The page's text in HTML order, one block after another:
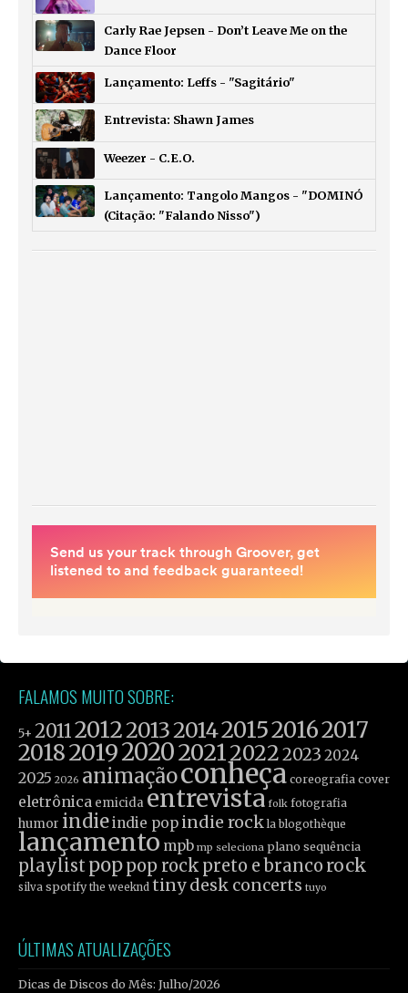
Carly Rae Jepsen - Don’t Leave Me on the
Dance Floor
Lançamento: Leffs - "Sagitário"
Entrevista: Shawn James
Weezer - C.E.O.
Lançamento: Tangolo Mangos - "DOMINÓ
(Citação: "Falando Nisso")
FALAMOS MUITO SOBRE:
5+ 2011201220132014201520162017
201820192020202120222023 2024
2025 2026 animaçãoconheça coreografia cover
eletrônica emicida entrevista folk fotografia
humor indieindie pop indie rock la blogothèque
lançamento mpb mp seleciona plano sequência
playlist poppop rock preto e branco rock
silva spotify the weeknd tiny desk concerts tuyo
ÚLTIMAS ATUALIZAÇÕES
Dicas de Discos do Mês: Julho/2026